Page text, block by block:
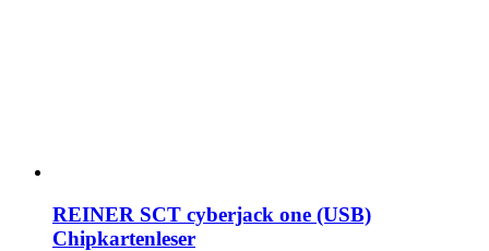
REINER SCT cyberjack one (USB)
Chipkartenleser